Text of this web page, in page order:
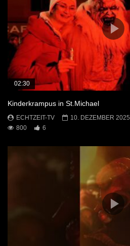
02:30
Kinderkrampus in St.Michael
ECHTZEIT-TV
10. DEZEMBER 2025
800
6